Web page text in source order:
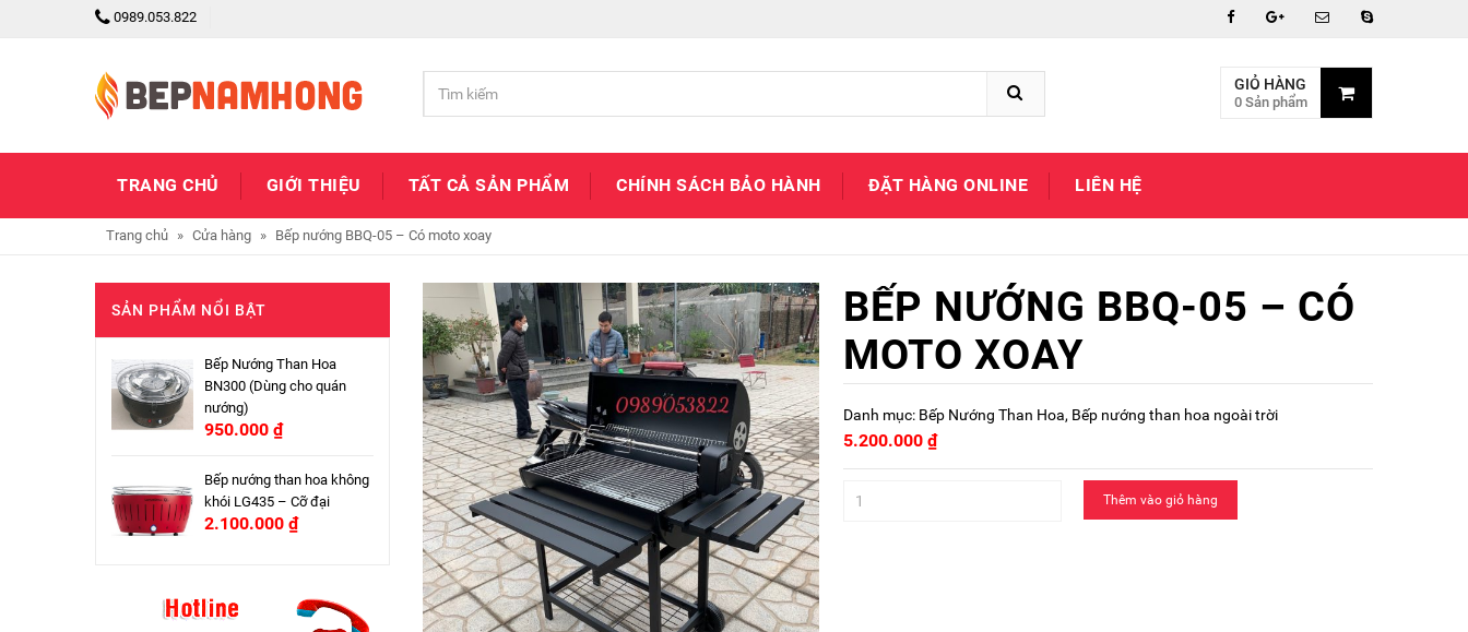
0989.053.822
GIỎ HÀNG
0 Sản phẩm
TRANG CHỦ GIỚI THIỆU TẤT CẢ SẢN PHẨM CHÍNH SÁCH BẢO HÀNH ĐẶT HÀNG ONLINE LIÊN HỆ
Trang chủ » Cửa hàng » Bếp nướng BBQ-05 – Có moto xoay
BẾP NƯỚNG BBQ-05 – CÓ
MOTO XOAY
Danh mục: Bếp Nướng Than Hoa, Bếp nướng than hoa ngoài trời
5.200.000 ₫
Thêm vào giỏ hàng
SẢN PHẨM NỔI BẬT
Bếp Nướng Than Hoa
BN300 (Dùng cho quán
nướng)
950.000 ₫
Bếp nướng than hoa không
khói LG435 – Cỡ đại
2.100.000 ₫